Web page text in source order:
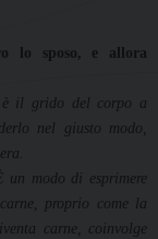
lo sposo, e allora
è il grido del corpo a
nel giusto modo,
un modo di esprimere
proprio come la
carne, coinvolge